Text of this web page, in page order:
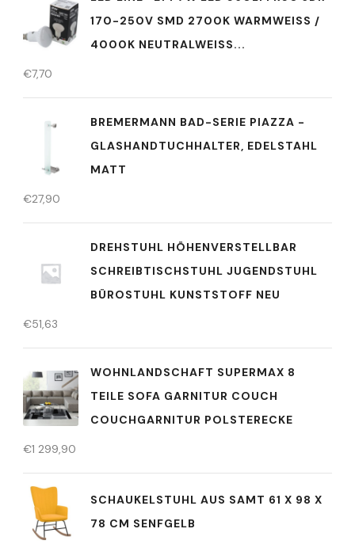
170-250V SMD 2700K WARMWEISS / 4
000K NEUTRALWEISS...
€7,70
BREMERMANN BAD-SERIE PIAZZA -
GLASHANDTUCHHALTER, EDELSTAHL
MATT
€27,90
DREHSTUHL HÖHENVERSTELLBAR
SCHREIBTISCHSTUHL JUGENDSTUHL
BÜROSTUHL KUNSTSTOFF NEU
€51,63
WOHNLANDSCHAFT SUPERMAX 8
TEILE SOFA GARNITUR COUCH
COUCHGARNITUR POLSTERECKE
€1 299,90
SCHAUKELSTUHL AUS SAMT 61 X 98 X
78 CM SENFGELB